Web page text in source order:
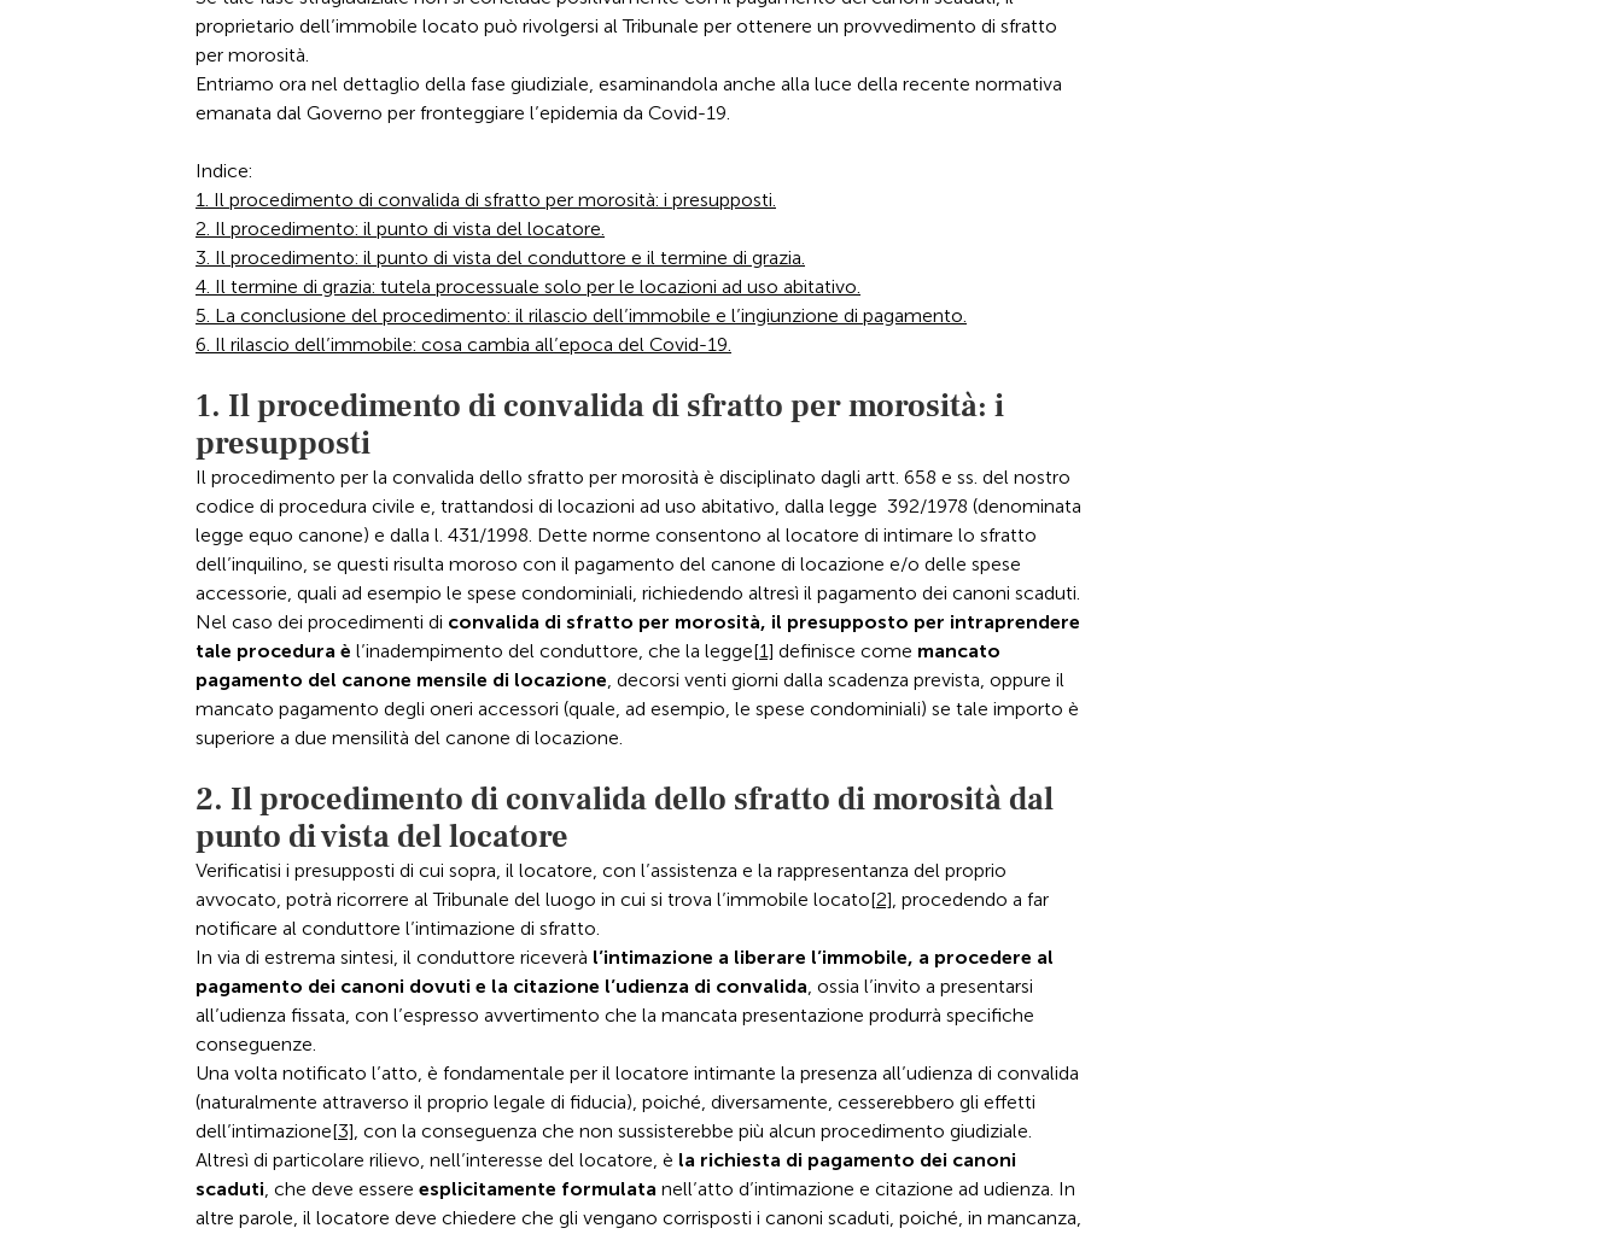
proprietario dell’immobile locato può rivolgersi al Tribunale per ottenere un provvedimento di sfratto
per morosità.
Entriamo ora nel dettaglio della fase giudiziale, esaminandola anche alla luce della recente normativa
emanata dal Governo per fronteggiare l’epidemia da Covid-19.
Indice:
1. Il procedimento di convalida di sfratto per morosità: i presupposti.
2. Il procedimento: il punto di vista del locatore.
3. Il procedimento: il punto di vista del conduttore e il termine di grazia.
4. Il termine di grazia: tutela processuale solo per le locazioni ad uso abitativo.
5. La conclusione del procedimento: il rilascio dell’immobile e l’ingiunzione di pagamento.
6. Il rilascio dell’immobile: cosa cambia all’epoca del Covid-19.
1. Il procedimento di convalida di sfratto per morosità: i
presupposti
Il procedimento per la convalida dello sfratto per morosità è disciplinato dagli artt. 658 e ss. del nostro
codice di procedura civile e, trattandosi di locazioni ad uso abitativo, dalla legge 392/1978 (denominata
legge equo canone) e dalla l. 431/1998. Dette norme consentono al locatore di intimare lo sfratto
dell’inquilino, se questi risulta moroso con il pagamento del canone di locazione e/o delle spese
accessorie, quali ad esempio le spese condominiali, richiedendo altresì il pagamento dei canoni scaduti.
Nel caso dei procedimenti di convalida di sfratto per morosità, il presupposto per intraprendere
tale procedura è l’inadempimento del conduttore, che la legge[1] definisce come mancato
pagamento del canone mensile di locazione, decorsi venti giorni dalla scadenza prevista, oppure il
mancato pagamento degli oneri accessori (quale, ad esempio, le spese condominiali) se tale importo è
superiore a due mensilità del canone di locazione.
2. Il procedimento di convalida dello sfratto di morosità dal
punto di vista del locatore
Verificatisi i presupposti di cui sopra, il locatore, con l’assistenza e la rappresentanza del proprio
avvocato, potrà ricorrere al Tribunale del luogo in cui si trova l’immobile locato[2], procedendo a far
notificare al conduttore l’intimazione di sfratto.
In via di estrema sintesi, il conduttore riceverà l’intimazione a liberare l’immobile, a procedere al
pagamento dei canoni dovuti e la citazione l’udienza di convalida, ossia l’invito a presentarsi
all’udienza fissata, con l’espresso avvertimento che la mancata presentazione produrrà specifiche
conseguenze.
Una volta notificato l’atto, è fondamentale per il locatore intimante la presenza all’udienza di convalida
(naturalmente attraverso il proprio legale di fiducia), poiché, diversamente, cesserebbero gli effetti
dell’intimazione[3], con la conseguenza che non sussisterebbe più alcun procedimento giudiziale.
Altresì di particolare rilievo, nell’interesse del locatore, è la richiesta di pagamento dei canoni
scaduti, che deve essere esplicitamente formulata nell’atto d’intimazione e citazione ad udienza. In
altre parole, il locatore deve chiedere che gli vengano corrisposti i canoni scaduti, poiché, in mancanza,